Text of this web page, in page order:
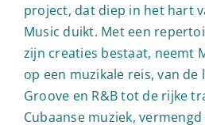
project, dat diep in het hart
Music duikt. Met een
zijn creaties bestaat, neemt
op een muzikale reis, van
Groove en R&B tot de rijke
Cubaanse muziek,